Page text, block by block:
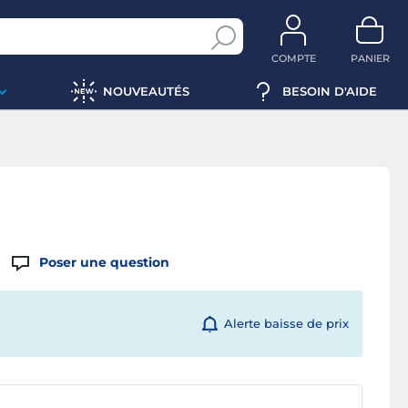
COMPTE PANIER
NOUVEAUTÉS BESOIN D'AIDE
Poser une question
Alerte baisse de prix